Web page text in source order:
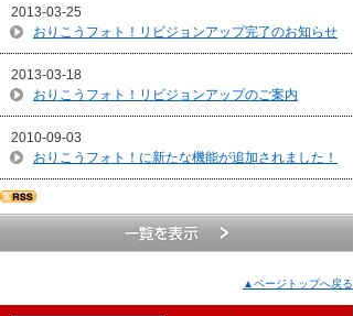
2013-03-25
おりこうフォト！リビジョンアップ完了のお知らせ
2013-03-18
おりこうフォト！リビジョンアップのご案内
2010-09-03
おりこうフォト！に新たな機能が追加されました！
▲ページトップへ戻る